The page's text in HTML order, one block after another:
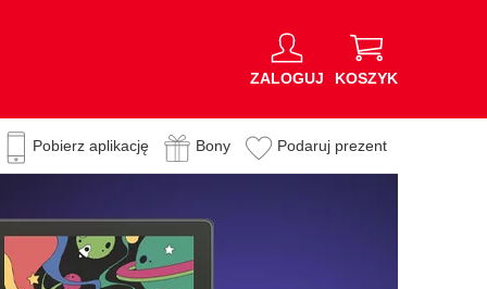
ZALOGUJ KOSZYK
Pobierz aplikację Bony Podaruj prezent